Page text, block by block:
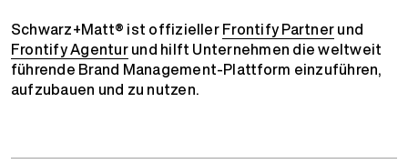
Schwarz+Matt® ist offiziellerFrontify Partnerund
Frontify Agenturund hilft Unternehmen die weltweit
führende Brand Management-Plattform einzuführen,
aufzubauen und zu nutzen.